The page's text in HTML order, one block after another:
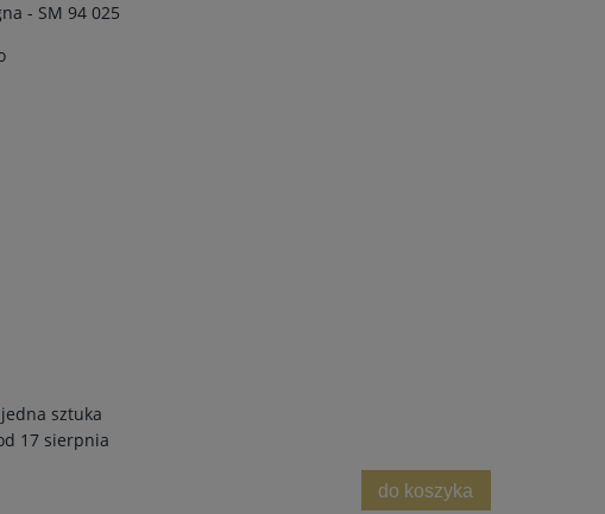
- SM 94 025
jedna sztuka
17 sierpnia
do koszyka